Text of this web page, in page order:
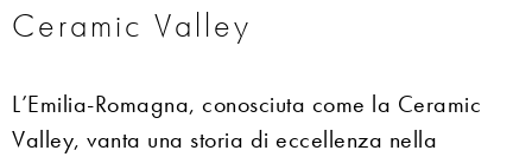
Ceramic Valley
L’Emilia-Romagna, conosciuta come la Ceramic
Valley, vanta una storia di eccellenza nella